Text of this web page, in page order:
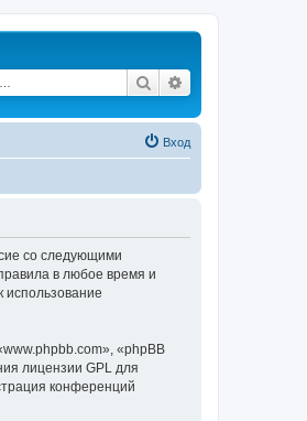
Поиск
Вход
со следующими
в любое время и
использование
«phpBB
лицензии GPL для
конференций